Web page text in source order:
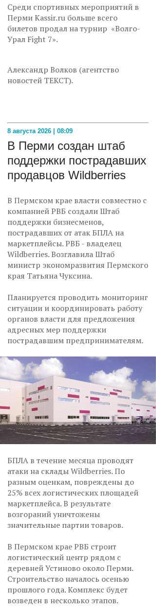
Среди спортивных мероприятий в
Перми Kassir.ru больше всего
билетов продал на турнир «Волго-
Урал Fight 7».
Александр Волков (агентство
новостей ТЕКСТ).
8 августа 2026 | 08:09
В Перми создан штаб
поддержки пострадавших
продавцов Wildberries
В Пермском крае власти совместно с
компанией РВБ создали Штаб
поддержки бизнесменов,
пострадавших от атак БПЛА на
маркетплейсы. РВБ - владелец
Wildberries. Возглавила Штаб
министр экономразвития Пермского
края Татьяна Чуксина.
Планируется проводить мониторинг
ситуации и координировать работу
органов власти для предложения
адресных мер поддержки
пострадавшим предпринимателям.
БПЛА в течение месяца проводят
атаки на склады Wildberries. По
разным оценкам, повреждены до
25% всех логистических площадей
маркетплейса. В результате
возгораний уничтожены
значительные партии товаров.
В Пермском крае РВБ строит
логистический центр рядом с
деревней Устиново около Перми.
Строительство началось осенью
прошлого года. Комплекс будет
возведен в несколько этапов.